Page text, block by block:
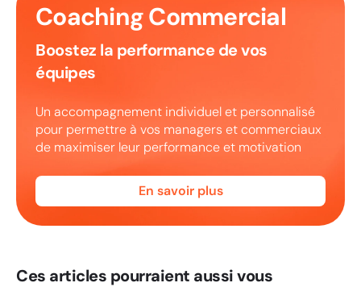
Coaching Commercial
Boostez la performance de vos
équipes
Un accompagnement individuel et personnalisé
pour permettre à vos managers et commerciaux
de maximiser leur performance et motivation
En savoir plus
Ces articles pourraient aussi vous